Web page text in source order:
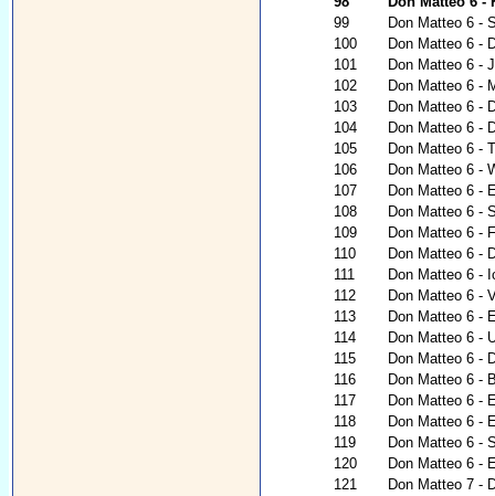
99
Don Matteo 6 -
100
Don Matteo 6 -
101
Don Matteo 6 -
102
Don Matteo 6 -
103
Don Matteo 6 -
104
Don Matteo 6 -
105
Don Matteo 6 -
106
Don Matteo 6 -
107
Don Matteo 6 -
108
Don Matteo 6 -
109
Don Matteo 6 -
110
Don Matteo 6 -
111
Don Matteo 6 -
112
Don Matteo 6 -
113
Don Matteo 6 -
114
Don Matteo 6 -
115
Don Matteo 6 -
116
Don Matteo 6 -
117
Don Matteo 6 -
118
Don Matteo 6 -
119
Don Matteo 6 -
120
Don Matteo 6 -
121
Don Matteo 7 -